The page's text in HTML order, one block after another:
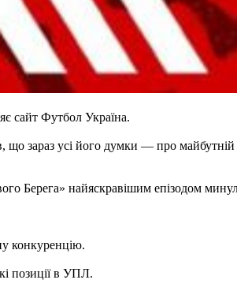
сайт Футбол Україна.
що зараз усі його думки — про
Берега» найяскравішим епізодом
конкуренцію.
позиції в УПЛ.